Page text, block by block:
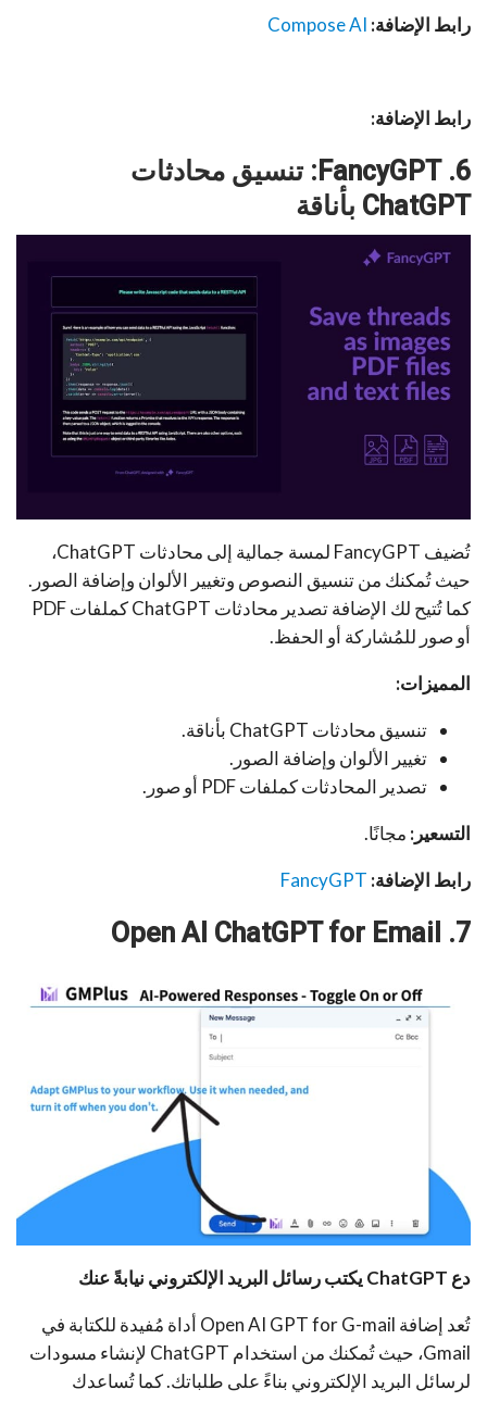
رابط الإضافة: Compose AI
رابط الإضافة:
6. FancyGPT: تنسيق محادثات
ChatGPT بأناقة
تُضيف FancyGPT لمسة جمالية إلى محادثات ChatGPT،
حيث تُمكنك من تنسيق النصوص وتغيير الألوان وإضافة الصور.
كما تُتيح لك الإضافة تصدير محادثات ChatGPT كملفات PDF
أو صور للمُشاركة أو الحفظ.
المميزات:
تنسيق محادثات ChatGPT بأناقة.
تغيير الألوان وإضافة الصور.
تصدير المحادثات كملفات PDF أو صور.
التسعير: مجانًا.
رابط الإضافة: FancyGPT
7. Open AI ChatGPT for Email
دع ChatGPT يكتب رسائل البريد الإلكتروني نيابةً عنك
تُعد إضافة Open AI GPT for G-mail أداة مُفيدة للكتابة في
Gmail، حيث تُمكنك من استخدام ChatGPT لإنشاء مسودات
لرسائل البريد الإلكتروني بناءً على طلباتك. كما تُساعدك